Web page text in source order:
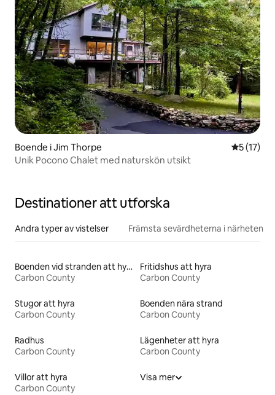
Boende i Jim Thorpe 5 av 5 i
5 (17)
Unik Pocono Chalet med naturskön utsikt
Destinationer att utforska
Andra typer av vistelser Främsta sevärdheterna i närheten
Boenden vid stranden att hyra
Carbon County
Fritidshus att hyra
Carbon County
Stugor att hyra
Carbon County
Boenden nära strand
Carbon County
Radhus
Carbon County
Lägenheter att hyra
Carbon County
Villor att hyra
Carbon County
Visa mer